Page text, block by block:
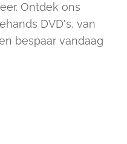
Ontdek ons
DVD's, van
bespaar vandaag